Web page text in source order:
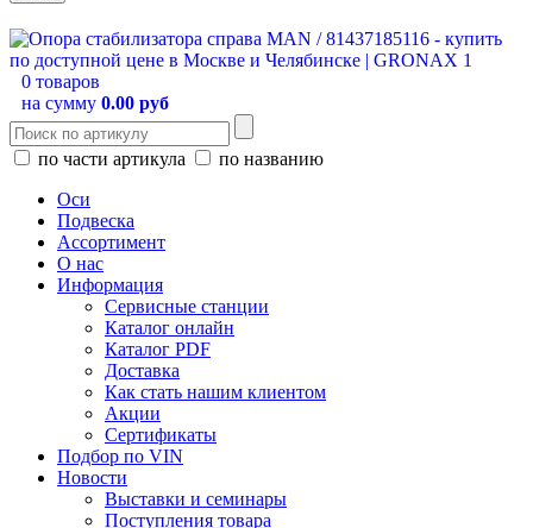
0 товаров
на сумму 0.00 руб
по части артикула
по названию
Оси
Подвеска
Ассортимент
О нас
Информация
Сервисные станции
Каталог онлайн
Каталог PDF
Доставка
Как стать нашим клиентом
Акции
Сертификаты
Подбор по VIN
Новости
Выставки и семинары
Поступления товара